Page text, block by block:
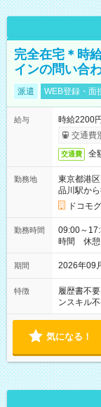
完全在宅＊時
インの問い合
派遣 WEB登録・面
給与
時給2200
交通費
交通費 全
勤務地
東京都港区
品川駅か
ドコモ
勤務時間
09:00～
時間 休憩
日勤は就
期間 2026年09
特徴 履歴書不要
ンスキル
気になる！